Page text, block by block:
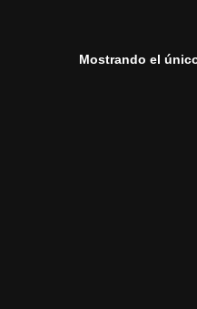
Mostrando el